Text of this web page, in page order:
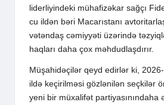
liderliyindeki mühafizəkar sağçı
cu ildən bəri Macarıstanı
vətəndaş cəmiyyəti üzərində
haqları daha çox məhdudlaşdırır.
Müşahidəçilər qeyd edirlər ki,
ildə keçirilməsi gözlənilən seçkilər
yeni bir müxalifət partiyasınındaha